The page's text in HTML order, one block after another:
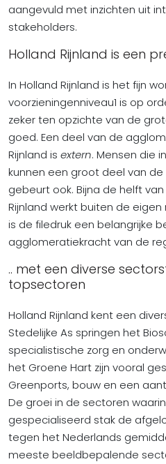
aangevuld met inzichten uit
stakeholders.
Holland Rijnland is een
In Holland Rijnland is het fijn
voorzieningenniveau1 is op
zeker ten opzichte van de
goed. Een deel van de
Rijnland is extern. Mensen die
kunnen een groot deel van
gebeurt ook. Bijna de helft
Rijnland werkt buiten de
is de filedruk een belangrijke
agglomeratiekracht van de
.. met een diverse
topsectoren
Holland Rijnland kent een
Stedelijke As springen het
specialistische zorg en
het Groene Hart zijn vooral
Greenports, bouw en een
De groei in de sectoren
gespecialiseerd stak de
tegen het Nederlands
meeste beeldbepalende